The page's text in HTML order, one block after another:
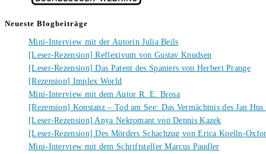
Neueste Blogbeiträge
Mini-Interview mit der Autorin Julia Beils
[Leser-Rezension] Reflexivum von Gustav Knudsen
[Leser-Rezension] Das Patent des Spaniers von Herbert Prange
[Rezension] Implex World
Mini-Interview mit dem Autor R. E. Brosa
[Rezension] Konstanz – Tod am See: Das Vermächtnis des Jan
[Leser-Rezension] Anya Nekromant von Dennis Kazek
[Leser-Rezension] Des Mörders Schachzug von Erica Koelln-
Mini-Interview mit dem Schriftsteller Marcus Paudler